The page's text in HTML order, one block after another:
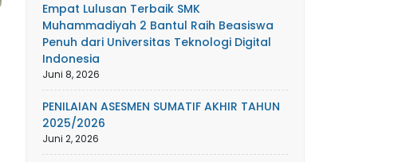
Empat Lulusan Terbaik SMK
Muhammadiyah 2 Bantul Raih Beasiswa
Penuh dari Universitas Teknologi Digital
Indonesia
Juni 8, 2026
PENILAIAN ASESMEN SUMATIF AKHIR TAHUN
2025/2026
Juni 2, 2026